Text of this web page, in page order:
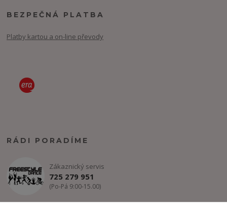
BEZPEČNÁ PLATBA
Platby kartou a on-line převody
RÁDI PORADÍME
Zákaznický servis
725 279 951
(Po-Pá 9:00-15.00)